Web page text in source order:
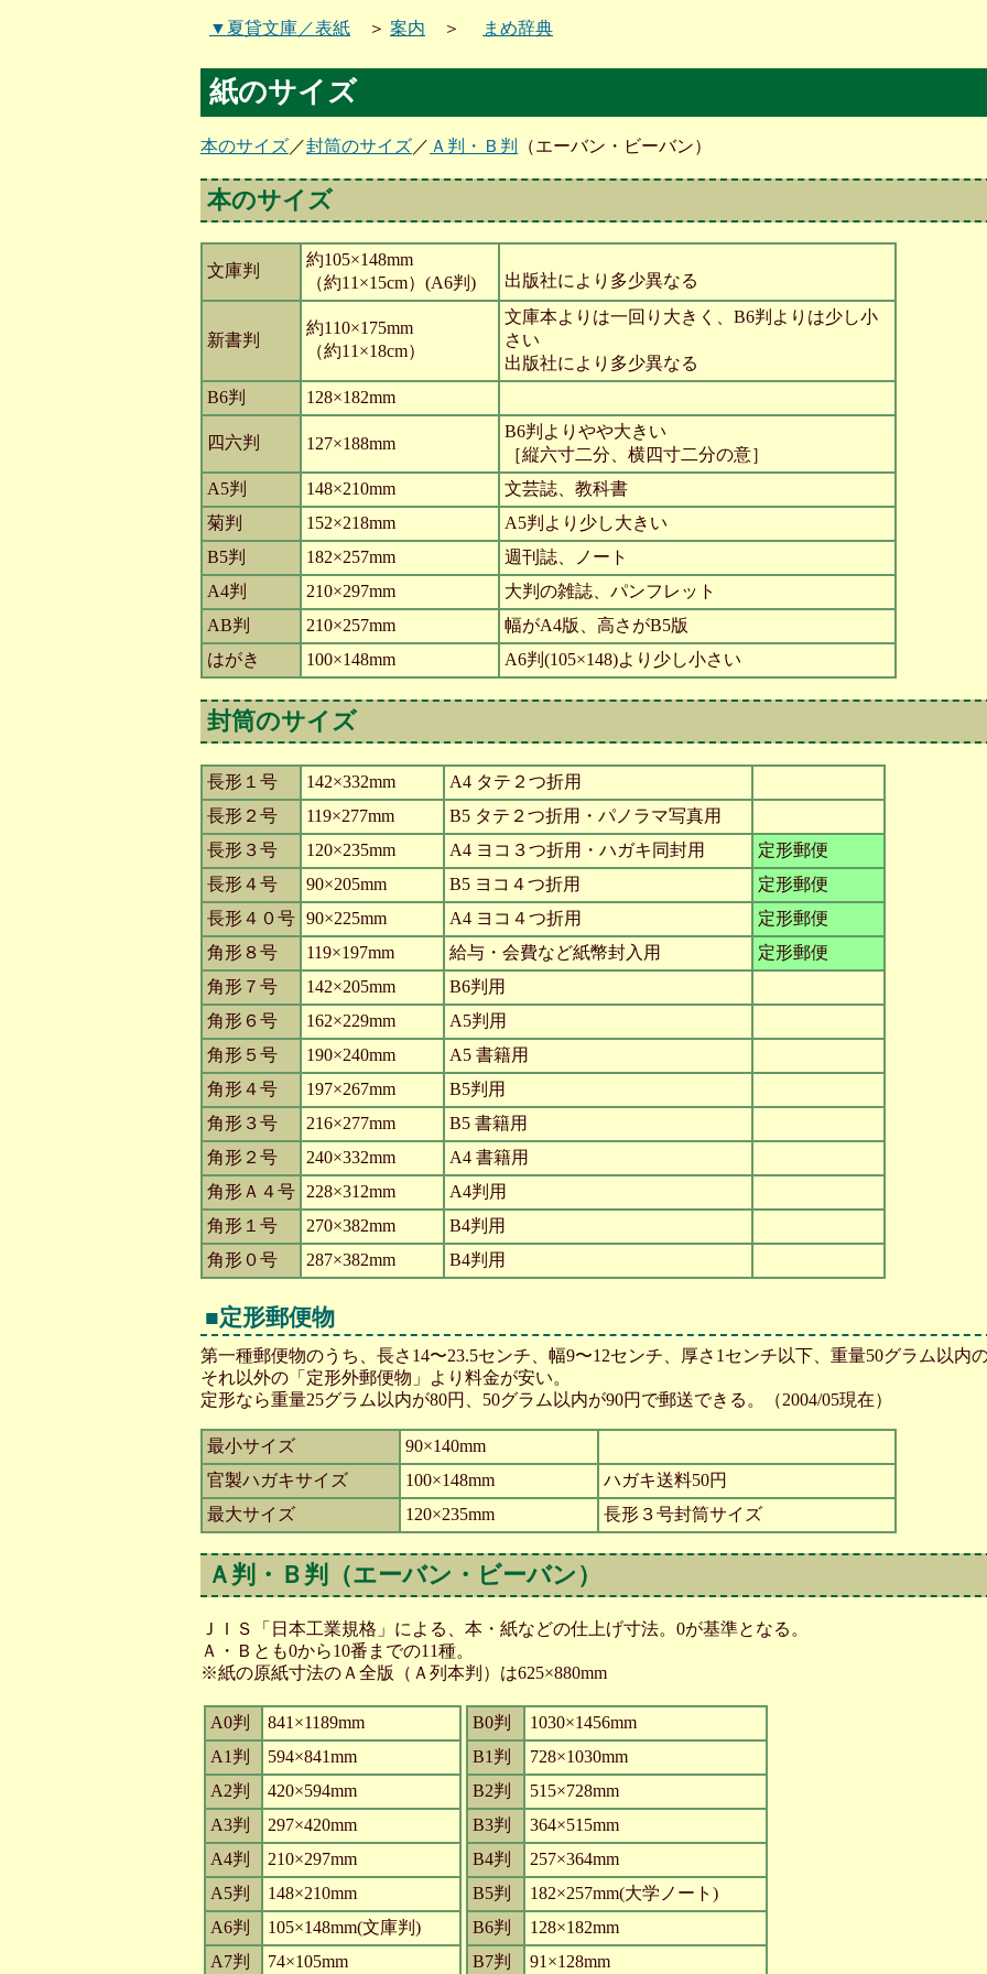
▼夏貸文庫／表紙 ＞ 案内 ＞ まめ辞典
紙のサイズ
本のサイズ／封筒のサイズ／ Ａ判・Ｂ判 （エーバン・ビーバン）
本のサイズ
文庫判
約105×148mm
（約11×15cm）(A6判)
出版社により多少異なる
新書判
約110×175mm
（約11×18cm）
文庫本よりは一回り大きく、B6判よりは少し小
さい
出版社により多少異なる
B6判
128×182mm
四六判 127×188mm
B6判よりやや大きい
［縦六寸二分、横四寸二分の意］
A5判
148×210mm
文芸誌、教科書
菊判
152×218mm
A5判より少し大きい
B5判
182×257mm
週刊誌、ノート
A4判
210×297mm
大判の雑誌、パンフレット
AB判
210×257mm
幅がA4版、高さがB5版
はがき
100×148mm A6判(105×148)より少し小さい
封筒のサイズ
長形１号 142×332mm
A4 タテ２つ折用
長形２号
119×277mm
B5 タテ２つ折用・パノラマ写真用
長形３号
120×235mm A4 ヨコ３つ折用・ハガキ同封用
定形郵便
長形４号
90×205mm B5 ヨコ４つ折用
定形郵便
長形４０号 90×225mm A4 ヨコ４つ折用
定形郵便
角形８号
119×197mm 給与・会費など紙幣封入用
定形郵便
角形７号
142×205mm
B6判用
角形６号
162×229mm
A5判用
角形５号
190×240mm
A5 書籍用
角形４号
197×267mm
B5判用
角形３号
216×277mm
B5 書籍用
角形２号
240×332mm
A4 書籍用
角形Ａ４号
228×312mm
A4判用
角形１号
270×382mm
B4判用
角形０号
287×382mm B4判用
■定形郵便物
第一種郵便物のうち、長さ14〜23.5センチ、幅9〜12センチ、厚さ1センチ以下、重量50グラム以内
それ以外の「定形外郵便物」より料金が安い。
定形なら重量25グラム以内が80円、50グラム以内が90円で郵送できる。（2004/05現在）
最小サイズ
90×140mm
官製ハガキサイズ
100×148mm
ハガキ送料50円
最大サイズ
120×235mm 長形３号封筒サイズ
Ａ判・Ｂ判（エーバン・ビーバン）
ＪＩＳ「日本工業規格」による、本・紙などの仕上げ寸法。0が基準となる。
Ａ・Ｂとも0から10番までの11種。
※紙の原紙寸法のＡ全版（Ａ列本判）は625×880mm
A0判
841×1189mm
A1判
594×841mm
A2判
420×594mm
A3判
297×420mm
A4判
210×297mm
A5判
148×210mm
A6判
105×148mm(文庫判)
A7判
74×105mm
B0判
1030×1456mm
B1判
728×1030mm
B2判
515×728mm
B3判
364×515mm
B4判
257×364mm
B5判
182×257mm(大学ノート)
B6判
128×182mm
B7判
91×128mm